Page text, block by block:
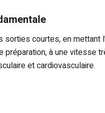
sorties courtes, en mettant
préparation, à une vitesse
et cardiovasculaire.